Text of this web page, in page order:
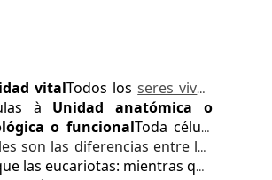
vitalTodos losseres vivos
à Unidad anatómica o
o funcionalToda célula
son las diferencias entre las
las eucariotas: mientras que